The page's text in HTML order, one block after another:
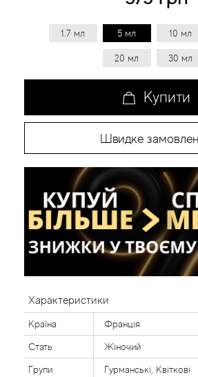
1.7 мл 5 мл 10 мл
20 мл 30 мл
Купити
Швидке
Характеристики
Країна Франція
Стать Жіночий
Групи
Гурманські, Квіткові